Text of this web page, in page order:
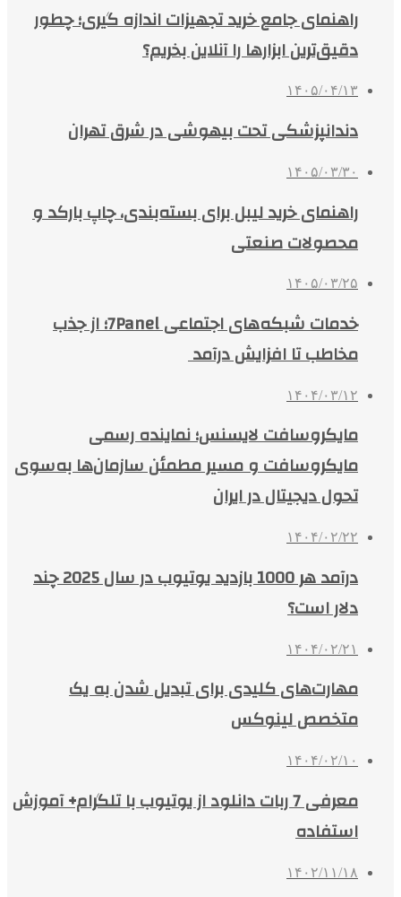
راهنمای جامع خرید تجهیزات اندازه گیری؛ چطور
دقیق‌ترین ابزارها را آنلاین بخریم؟
۱۴۰۵/۰۴/۱۳
دندانپزشکی تحت بیهوشی در شرق تهران
۱۴۰۵/۰۳/۳۰
راهنمای خرید لیبل برای بسته‌بندی، چاپ بارکد و
محصولات صنعتی
۱۴۰۵/۰۳/۲۵
خدمات شبکه‌های اجتماعی 7Panel؛ از جذب
مخاطب تا افزایش درآمد
۱۴۰۴/۰۳/۱۲
مایکروسافت لایسنس؛ نماینده رسمی
مایکروسافت و مسیر مطمئن سازمان‌ها به‌سوی
تحول دیجیتال در ایران
۱۴۰۴/۰۲/۲۲
درآمد هر 1000 بازدید یوتیوب در سال 2025 چند
دلار است؟
۱۴۰۴/۰۲/۲۱
مهارت‌های کلیدی برای تبدیل شدن به یک
متخصص لینوکس
۱۴۰۴/۰۲/۱۰
معرفی 7 ربات دانلود از یوتیوب با تلگرام+ آموزش
استفاده
۱۴۰۲/۱۱/۱۸